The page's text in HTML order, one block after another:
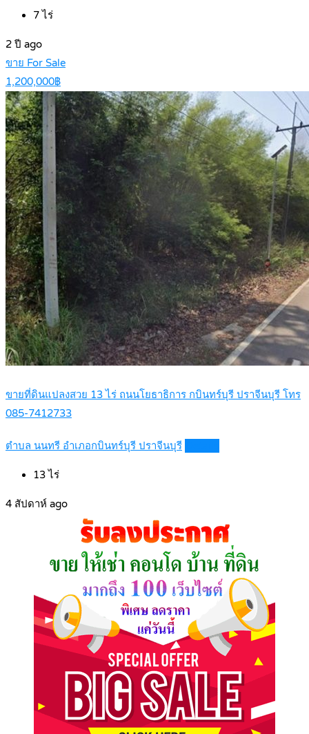
7ไร่
2 ปี ago
ขาย For Sale
1,200,000฿
ขายที่ดินแปลงสวย 13 ไร่ ถนนโยธาธิการ กบินทร์บุรี ปราจีนบุรี โทร
085-7412733
ตำบล นนทรี อำเภอกบินทร์บุรี ปราจีนบุรี
13ไร่
4 สัปดาห์ ago